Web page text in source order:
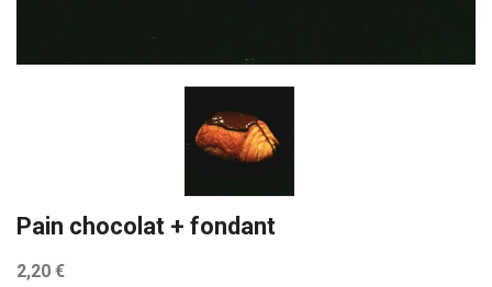
Pain chocolat + fondant
2,20 €